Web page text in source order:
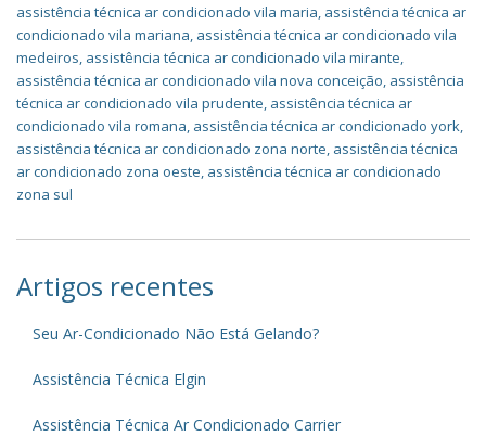
assistência técnica ar condicionado vila maria, assistência técnica ar
condicionado vila mariana, assistência técnica ar condicionado vila
medeiros, assistência técnica ar condicionado vila mirante,
assistência técnica ar condicionado vila nova conceição, assistência
técnica ar condicionado vila prudente, assistência técnica ar
condicionado vila romana, assistência técnica ar condicionado york,
assistência técnica ar condicionado zona norte, assistência técnica
ar condicionado zona oeste, assistência técnica ar condicionado
zona sul
Artigos recentes
Seu Ar-Condicionado Não Está Gelando?
Assistência Técnica Elgin
Assistência Técnica Ar Condicionado Carrier